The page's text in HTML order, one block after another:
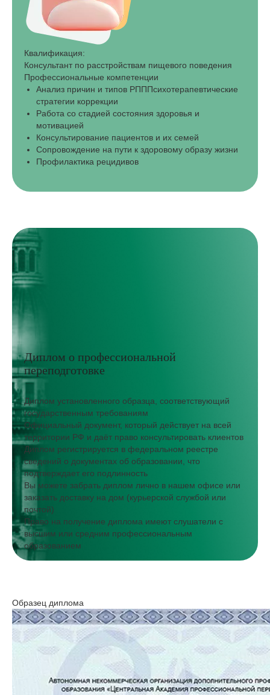
Квалификация:
Консультант по расстройствам пищевого поведения
Профессиональные компетенции
Анализ причин и типов РПППсихотерапевтические
стратегии коррекции
Работа со стадией состояния здоровья и
мотивацией
Консультирование пациентов и их семей
Сопровождение на пути к здоровому образу жизни
Профилактика рецидивов
Диплом о профессиональной
переподготовке
Диплом установленного образца, соответствующий
государственным требованиям
Официальный документ, который действует на всей
территории РФ и даёт право консультировать клиентов
Диплом регистрируется в федеральном реестре
сведений о документах об образовании, что
подтверждает его подлинность
Вы можете забрать диплом лично в нашем офисе или
заказать доставку на дом (курьерской службой или
почтой)
Право на получение диплома имеют слушатели с
высшим или средним профессиональным
образованием
Образец диплома